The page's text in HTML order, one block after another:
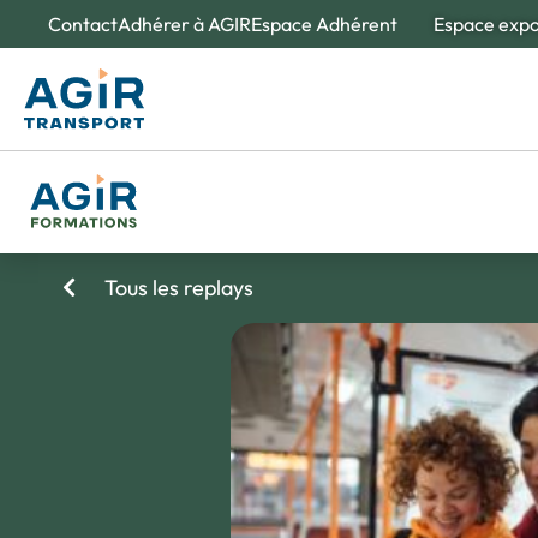
ContactAdhérer à AGIREspace Adhérent Espace
Création et
Nos valeurs
Un
de la
Tous les replays